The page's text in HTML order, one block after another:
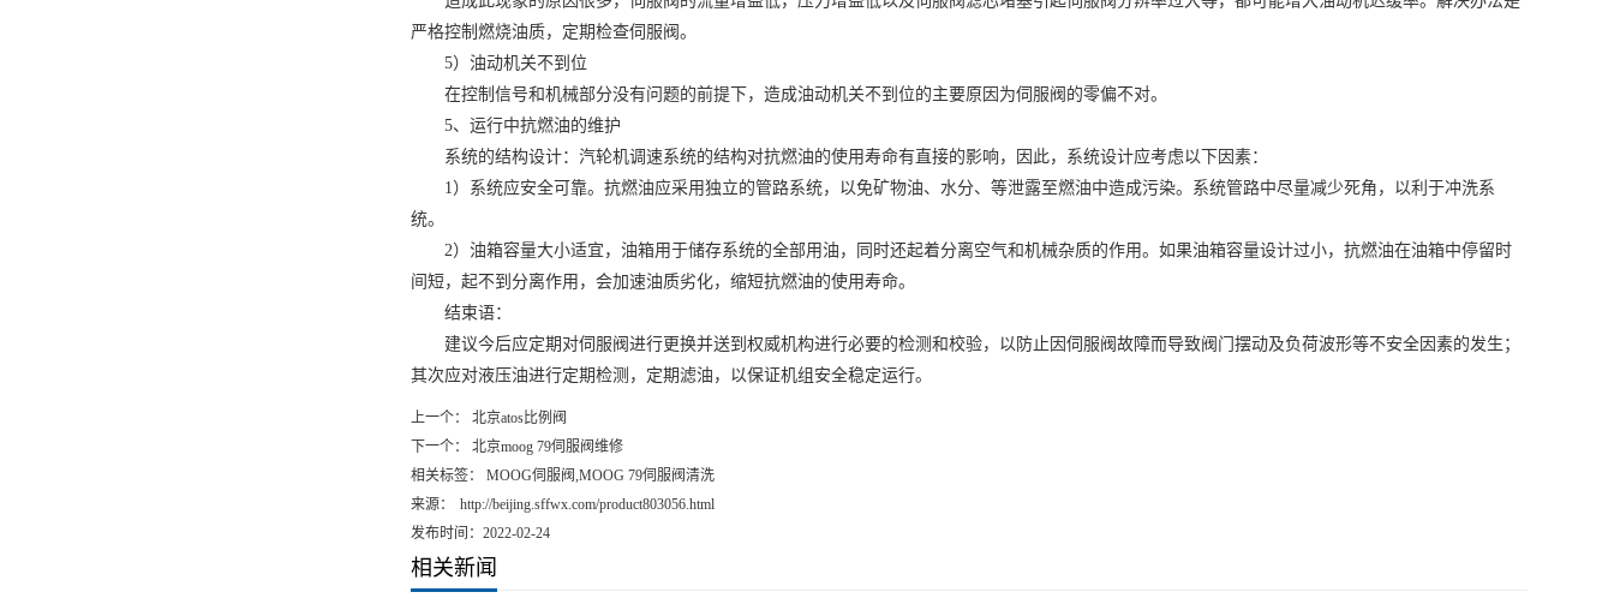
下一个：北京moog 79伺服阀维修
相关标签： MOOG伺服阀,MOOG 79伺服阀清洗
来源：
http://beijing.sffwx.com/product803056.html
发布时间：2022-02-24
相关新闻
北京MOOG伺服阀维修匹配原厂配套替换件，维持配合间隙标准
电液控制核心元件，北京MOOG伺服阀适配多类工业液压场景
北京MOOG伺服阀频繁出现卡滞，北京MOOG伺服阀清洗需注意哪些细节
MOOG伺服阀控制不稳或卡滞，北京MOOG伺服阀维修有哪些核心步骤
相关产品